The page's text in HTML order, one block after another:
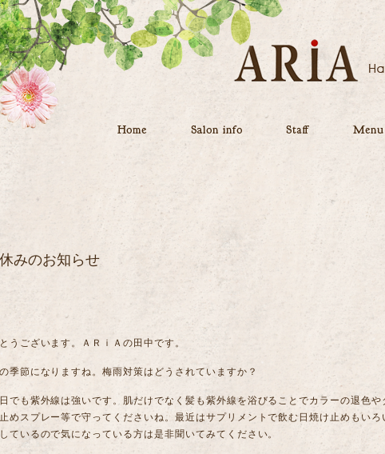
みのお知らせ
うございます。ＡＲｉＡの田中です。
季節になりますね。梅雨対策はどうされていますか？
でも紫外線は強いです。肌だけでなく髪も紫外線を浴びることでカラーの退色や
めスプレー等で守ってくださいね。最近はサプリメントで飲む日焼け止めもいろ
ているので気になっている方は是非聞いてみてください。